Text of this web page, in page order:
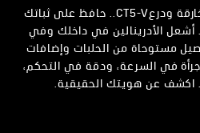
انطلق على الدروب بقوى خارقة ودرعCT5-V.. حافظ على ثباتك
الأدرينالين في داخلك وفي
مستوحاة من الحلبات وإضافات
في السرعة، ودقة في التحكم،
اكشف عن هويتك الحقيقية.